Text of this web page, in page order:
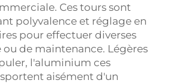
Ces tours sont
polyvalence et réglage en
pour effectuer diverses
ou de maintenance. Légères
l'aluminium ces
aisément d'un